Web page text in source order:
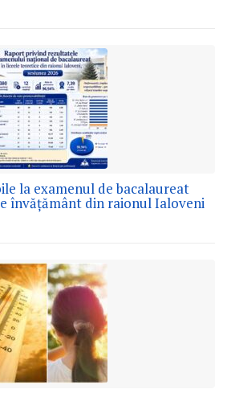
la examenul de bacalaureat
învățământ din raionul Ialoveni